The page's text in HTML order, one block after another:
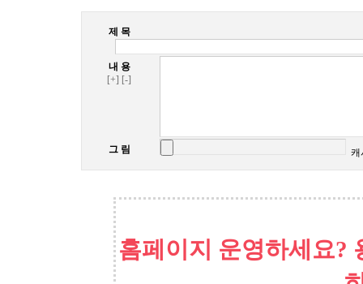
제 목
내 용
[+] [-]
그 림 캐
홈페이지 운영하세요?